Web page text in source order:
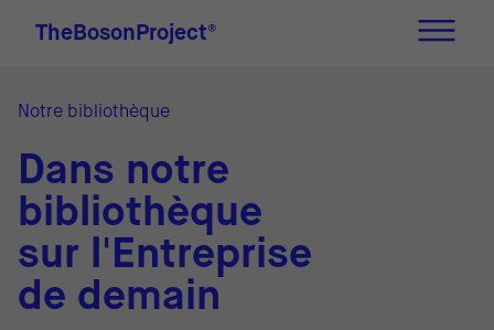
TheBosonProject®
Notre bibliothèque
Dans notre
bibliothèque
sur l'Entreprise
de demain